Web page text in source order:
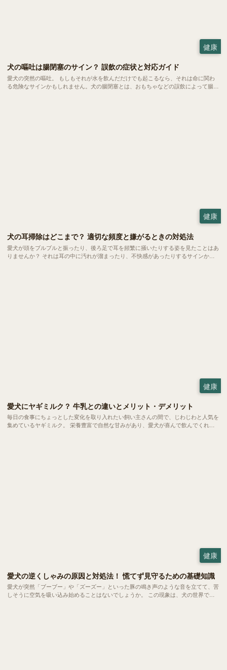
健康
犬の嘔吐は腸閉塞のサイン？ 誤飲の症状と対応ガイド
愛犬の突然の嘔吐。 もしもそれが水を飲んだだけでも起こるなら、それは命に関わ
る危険なサインかもしれません。犬の腸閉塞とは、おもちゃなどの誤飲によって腸が
健康
犬の耳掃除はどこまで？ 適切な頻度と嫌がるときの対処法
愛犬が頭をブルブルと振ったり、後ろ足で耳を頻繁に掻いたりする姿を見たことはあ
りませんか？ それは耳の中に汚れが溜まったり、不快感があったりするサインかも
健康
愛犬にヤギミルク？ 牛乳との違いとメリット・デメリット
毎日の食事にちょっとした変化を取り入れたい飼い主さんの間で、じわじわと人気を
集めているヤギミルク。 栄養豊富で自然な甘みがあり、愛犬が喜んで飲んでくれる
健康
愛犬の逆くしゃみの原因と対処法！ 慌てず見守るための基礎知識
愛犬が突然「ブーブー」や「ズーズー」といった豚の鳴き声のような音を立てて、苦
しそうに空気を吸い込み始めることはないでしょうか。 この現象は、犬の世界では